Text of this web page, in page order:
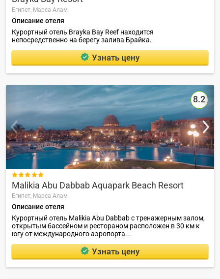
Египет, Марса Алам
Описание отеля
Курортный отель Brayka Bay Reef находится
непосредственно на берегу залива Брайка.
Узнать цену
8.2

Malikia Abu Dabbab Aquapark Beach Resort
Египет, Марса Алам
Описание отеля
Курортный отель Malikia Abu Dabbab с тренажерным залом,
открытым бассейном и рестораном расположен в 30 км к
югу от международного аэропорта...
Узнать цену